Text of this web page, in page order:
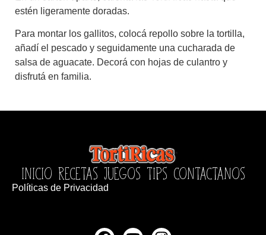
estén ligeramente doradas.
Para montar los gallitos, colocá repollo sobre la tortilla,
añadí el pescado y seguidamente una cucharada de
salsa de aguacate. Decorá con hojas de culantro y
disfrutá en familia.
INICIO RECETAS JUEGOS TIPS CONTACTANOS
Políticas de Privacidad